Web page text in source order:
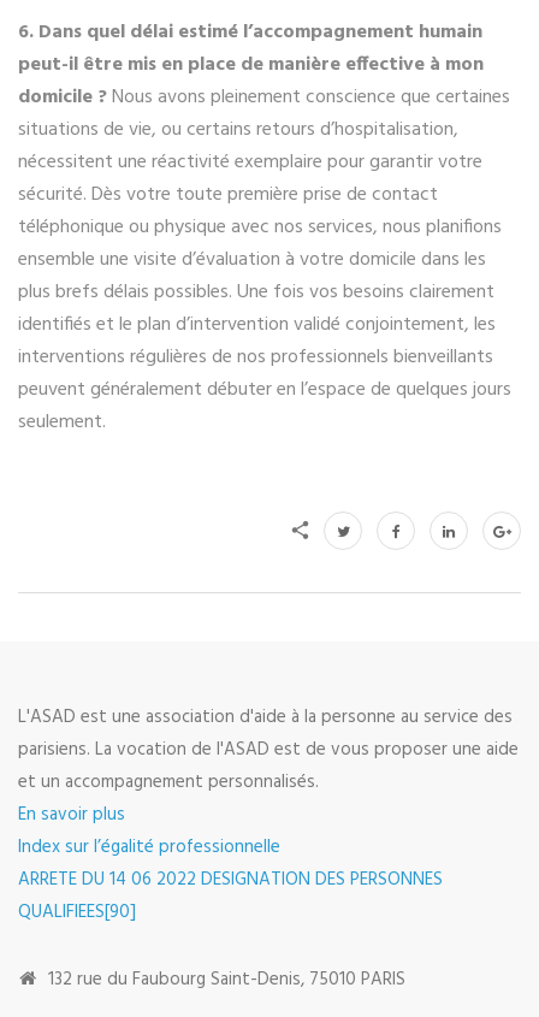
6. Dans quel délai estimé l’accompagnement humain
peut-il être mis en place de manière effective à mon
domicile ?Nous avons pleinement conscience que certaines
situations de vie, ou certains retours d’hospitalisation,
nécessitent une réactivité exemplaire pour garantir votre
sécurité. Dès votre toute première prise de contact
téléphonique ou physique avec nos services, nous planifions
ensemble une visite d’évaluation à votre domicile dans les
plus brefs délais possibles. Une fois vos besoins clairement
identifiés et le plan d’intervention validé conjointement, les
interventions régulières de nos professionnels bienveillants
peuvent généralement débuter en l’espace de quelques jours
seulement.
L'ASAD est une association d'aide à la personne au service des
parisiens. La vocation de l'ASAD est de vous proposer une aide
et un accompagnement personnalisés.
En savoir plus
Index sur l’égalité professionnelle
ARRETE DU 14 06 2022 DESIGNATION DES PERSONNES
QUALIFIEES[90]
132 rue du Faubourg Saint-Denis, 75010 PARIS